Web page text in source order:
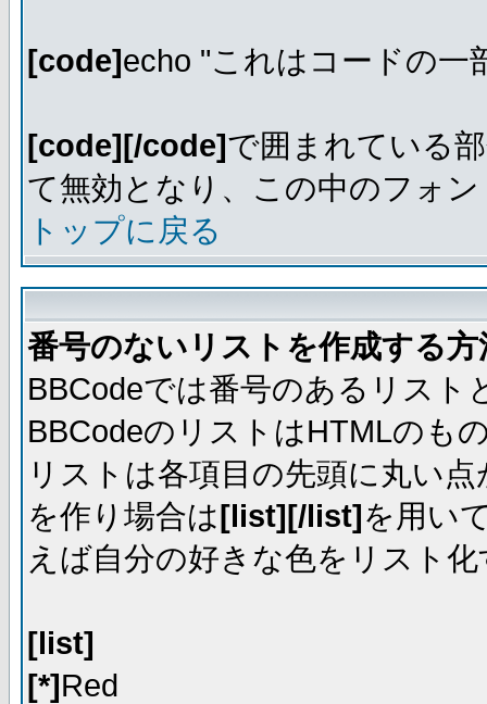
[code]echo "これはコードの一
[code][/code]で囲まれている
て無効となり、この中のフォ
トップに戻る
番号のないリストを作成する方
BBCodeでは番号のあるリス
BBCodeのリストはHTMLのも
リストは各項目の先頭に丸い
を作り場合は[list][/list]を用い
えば自分の好きな色をリスト
[list]
[*]Red